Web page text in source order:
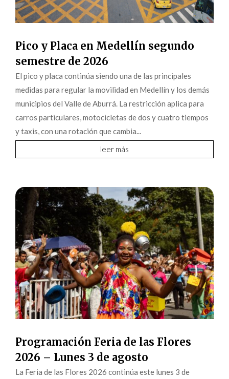
Pico y Placa en Medellín segundo
semestre de 2026
El pico y placa continúa siendo una de las principales
medidas para regular la movilidad en Medellín y los demás
municipios del Valle de Aburrá. La restricción aplica para
carros particulares, motocicletas de dos y cuatro tiempos
y taxis, con una rotación que cambia...
leer más
Programación Feria de las Flores
2026 – Lunes 3 de agosto
La Feria de las Flores 2026 continúa este lunes 3 de